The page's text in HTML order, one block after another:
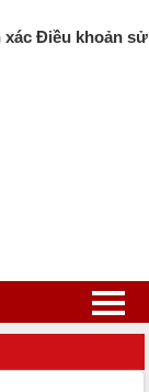
xác Điều khoản sử